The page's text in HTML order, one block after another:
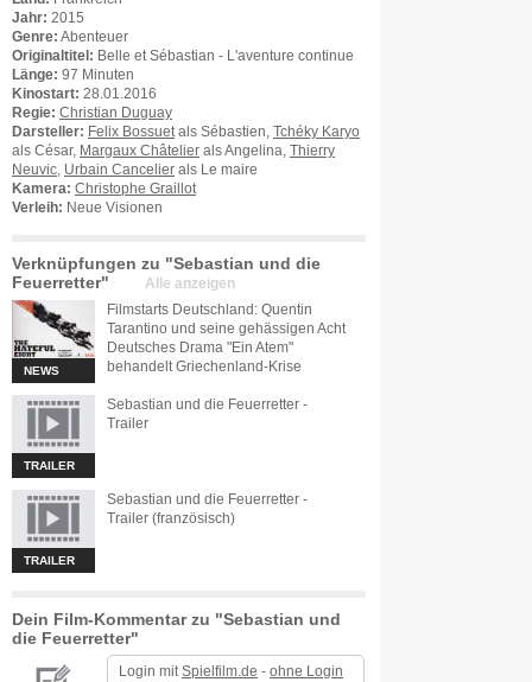
Jahr: 2015
Genre: Abenteuer
Originaltitel: Belle et Sébastian - L'aventure continue
Länge: 97 Minuten
Kinostart: 28.01.2016
Regie: Christian Duguay
Darsteller: Felix Bossuet als Sébastien, Tchéky Karyo
als César, Margaux Châtelier als Angelina, Thierry
Neuvic Urbain Cancelier als Le maire
Kamera: Christophe Graillot
Verleih: Neue Visionen
Verknüpfungen zu "Sebastian und die
Feuerretter"
Alle anzeigen
NEWS
Filmstarts Deutschland: Quentin
Tarantino und seine gehässigen Acht
Deutsches Drama "Ein Atem"
behandelt Griechenland-Krise
TRAILER
Sebastian und die Feuerretter -
Trailer
TRAILER
Sebastian und die Feuerretter -
Trailer (französisch)
Dein Film-Kommentar zu "Sebastian und
die Feuerretter"
Login mit Spielfilm.de - ohne Login